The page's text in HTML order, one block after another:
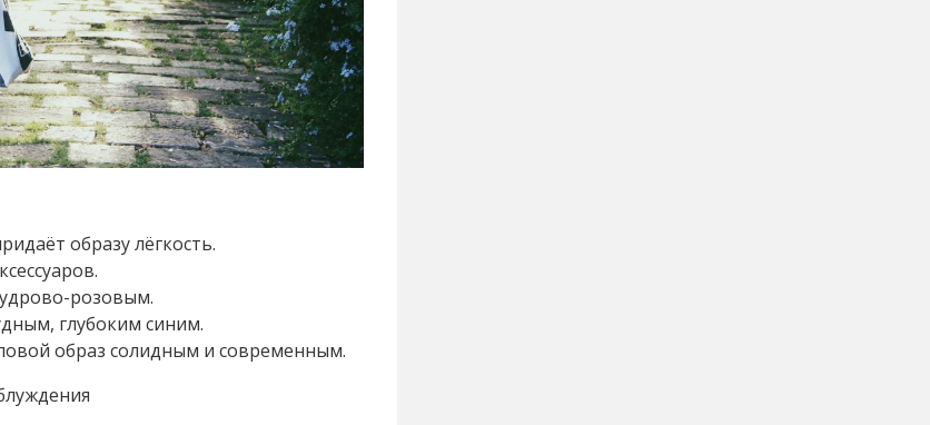
образу лёгкость.
розовым.
глубоким синим.
образ солидным и современным.